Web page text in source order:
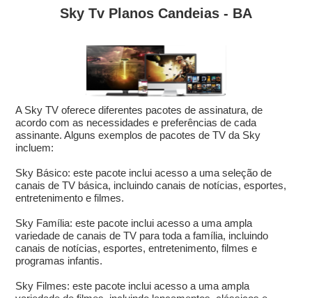
Sky Tv Planos Candeias - BA
A Sky TV oferece diferentes pacotes de assinatura, de
acordo com as necessidades e preferências de cada
assinante. Alguns exemplos de pacotes de TV da Sky
incluem:
Sky Básico: este pacote inclui acesso a uma seleção de
canais de TV básica, incluindo canais de notícias, esportes,
entretenimento e filmes.
Sky Família: este pacote inclui acesso a uma ampla
variedade de canais de TV para toda a família, incluindo
canais de notícias, esportes, entretenimento, filmes e
programas infantis.
Sky Filmes: este pacote inclui acesso a uma ampla